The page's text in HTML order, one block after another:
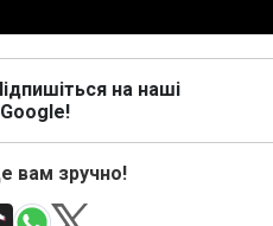
на наші
вам зручно!